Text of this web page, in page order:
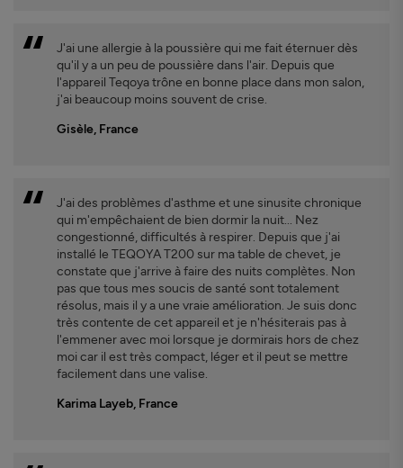
J'ai une allergie à la poussière qui me fait éternuer dès
qu'il y a un peu de poussière dans l'air. Depuis que
l'appareil Teqoya trône en bonne place dans mon salon,
j'ai beaucoup moins souvent de crise.
Gisèle, France
J'ai des problèmes d'asthme et une sinusite chronique
qui m'empêchaient de bien dormir la nuit... Nez
congestionné, difficultés à respirer. Depuis que j'ai
installé le TEQOYA T200 sur ma table de chevet, je
constate que j'arrive à faire des nuits complètes. Non
pas que tous mes soucis de santé sont totalement
résolus, mais il y a une vraie amélioration. Je suis donc
très contente de cet appareil et je n'hésiterais pas à
l'emmener avec moi lorsque je dormirais hors de chez
moi car il est très compact, léger et il peut se mettre
facilement dans une valise.
Karima Layeb, France